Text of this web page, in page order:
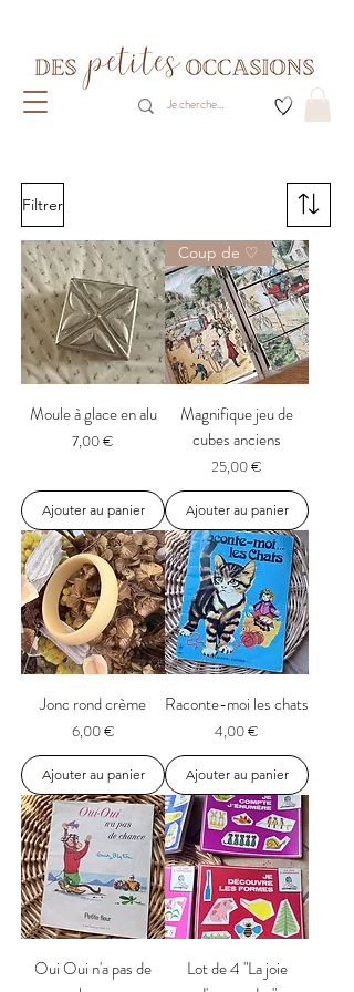
Filtrer
Moule à glace en alu
Prix
7,00 €
Ajouter au panier
Coup de ♡
Magnifique jeu de
cubes anciens
Prix
25,00 €
Ajouter au panier
Jonc rond crème
Prix
6,00 €
Ajouter au panier
Raconte-moi les chats
Prix
4,00 €
Ajouter au panier
Oui Oui n'a pas de
Lot de 4 "La joie